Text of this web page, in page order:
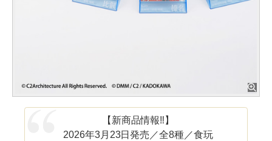
【新商品情報‼️】
2026年3月23日発売／全8種／食玩